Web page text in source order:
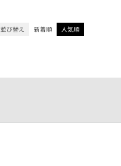
並び替え 新着順 人気順